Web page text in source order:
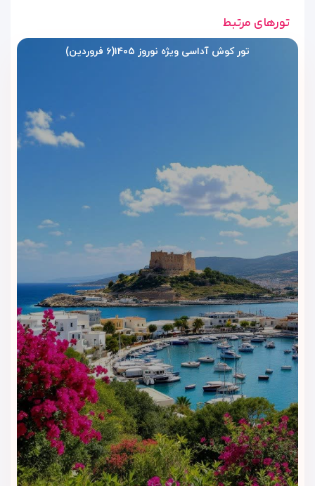
اقامتی اقتصادی در قلب کوش‌آداسی، فقط با ویداگشت
تورهای مرتبط
تور کوش آداسی ویژه نوروز ۱۴۰۵(۶ فروردین)